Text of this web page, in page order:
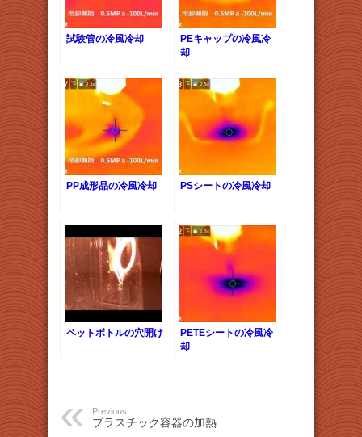
試験管の冷風冷却
PEキャップの冷風冷
却
PP成形品の冷風冷却 PSシートの冷風冷却
ペットボトルの穴開け
PETEシートの冷風冷
却
Previous:
プラスチック容器の加熱